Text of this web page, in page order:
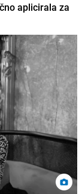
aplicirala za